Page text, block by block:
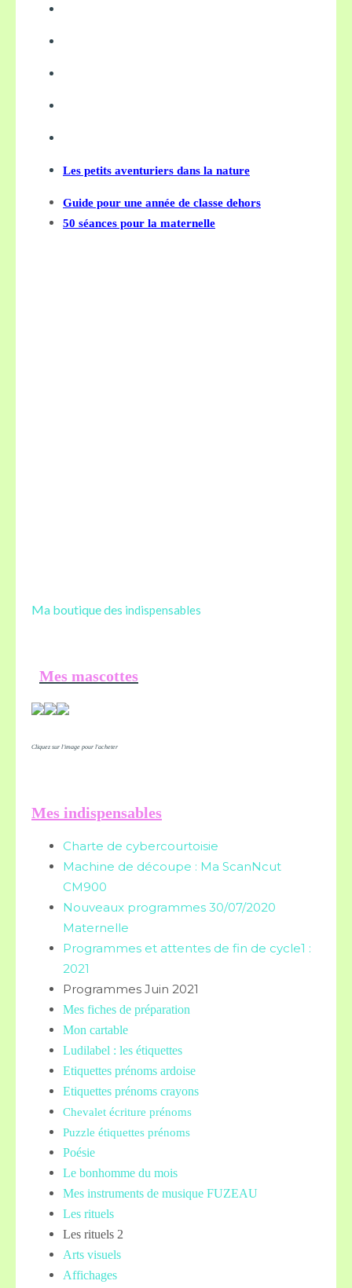
Les petits aventuriers dans la nature
Guide pour une année de classe dehors
50 séances pour la maternelle
Ma boutique des indispensables
Mes mascottes
Cliquez sur l'image pour l'acheter
Mes indispensables
Charte de cybercourtoisie
Machine de découpe : Ma ScanNcut
CM900
Nouveaux programmes 30/07/2020
Maternelle
Programmes et attentes de fin de cycle1 :
2021
Programmes Juin 2021
Mes fiches de préparation
Mon cartable
Ludilabel : les étiquettes
Etiquettes prénoms ardoise
Etiquettes prénoms crayons
Chevalet écriture prénoms
Puzzle étiquettes prénoms
Poésie
Le bonhomme du mois
Mes instruments de musique FUZEAU
Les rituels
Les rituels 2
Arts visuels
Affichages